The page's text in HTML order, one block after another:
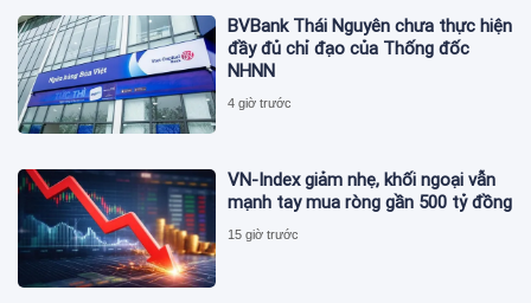
BVBank Thái Nguyên chưa thực hiện
đầy đủ chỉ đạo của Thống đốc
NHNN
4 giờ trước
VN-Index giảm nhẹ, khối ngoại vẫn
mạnh tay mua ròng gần 500 tỷ đồng
15 giờ trước